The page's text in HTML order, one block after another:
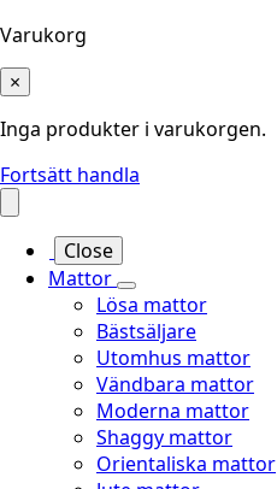
Varukorg
×
Inga produkter i varukorgen.
Fortsätt handla
Close
Mattor
Lösa mattor
Bästsäljare
Utomhus mattor
Vändbara mattor
Moderna mattor
Shaggy mattor
Orientaliska mattor